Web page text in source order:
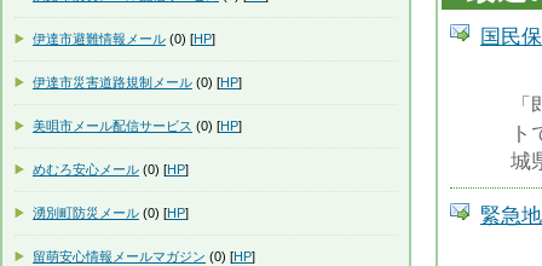
国民
城
緊急
伊達市避難情報メール (0) [HP]
伊達市災害道路規制メール (0) [HP]
美唄市メール配信サービス (0) [HP]
めむろ安心メール (0) [HP]
湧別町防災メール (0) [HP]
留萌安心情報メールマガジン (0) [HP]